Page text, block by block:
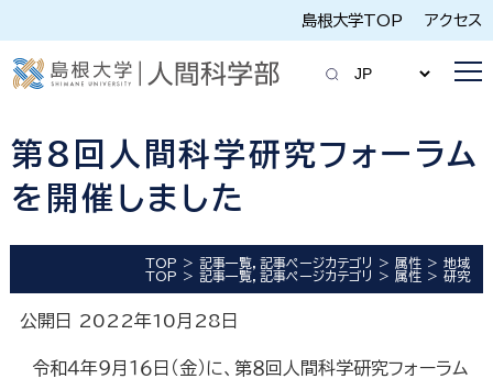
島根大学TOP アクセス
第８回人間科学研究フォーラム
を開催しました
TOP 記事一覧，記事ページカテゴリ 属性
地域
TOP
記事一覧，記事ページカテゴリ 属性 研究
公開日 2022年10月28日
令和４年９月１６日（金）に、第８回人間科学研究フォーラム